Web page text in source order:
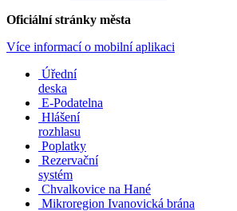
Oficiální stránky města
Více informací o mobilní aplikaci
Úřední
deska
E-Podatelna
Hlášení
rozhlasu
Poplatky
Rezervační
systém
Chvalkovice na Hané
Mikroregion Ivanovická brána